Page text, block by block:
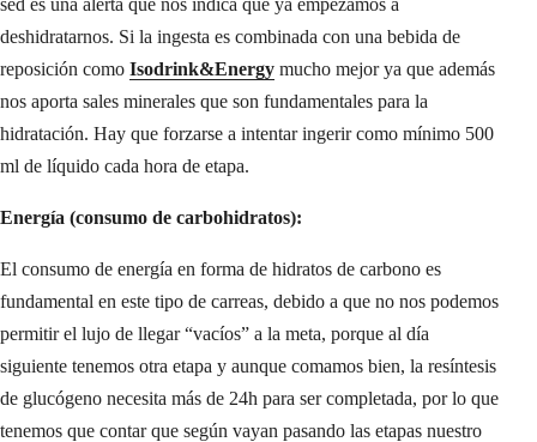
sed es una alerta que nos indica que ya empezamos a
deshidratarnos. Si la ingesta es combinada con una bebida de
reposición como Isodrink&Energy mucho mejor ya que además
nos aporta sales minerales que son fundamentales para la
hidratación. Hay que forzarse a intentar ingerir como mínimo 500
ml de líquido cada hora de etapa.
Energía (consumo de carbohidratos):
El consumo de energía en forma de hidratos de carbono es
fundamental en este tipo de carreas, debido a que no nos podemos
permitir el lujo de llegar “vacíos” a la meta, porque al día
siguiente tenemos otra etapa y aunque comamos bien, la resíntesis
de glucógeno necesita más de 24h para ser completada, por lo que
tenemos que contar que según vayan pasando las etapas nuestro